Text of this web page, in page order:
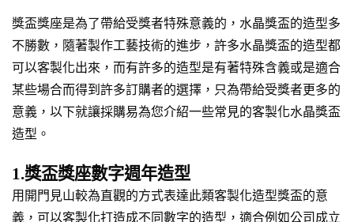
獎盃獎座是為了帶給受獎者特殊意義的，水晶獎盃的造型多
不勝數，隨著製作工藝技術的進步，許多水晶獎盃的造型都
可以客製化出來，而有許多的造型是有著特殊含義或是適合
某些場合而得到許多訂購者的選擇，只為帶給受獎者更多的
意義，以下就讓採購易為您介紹一些常見的客製化水晶獎盃
造型。
1.獎盃獎座數字週年造型
用開門見山較為直觀的方式表達此類客製化造型獎盃的意
義，可以客製化打造成不同數字的造型，適合例如公司成立